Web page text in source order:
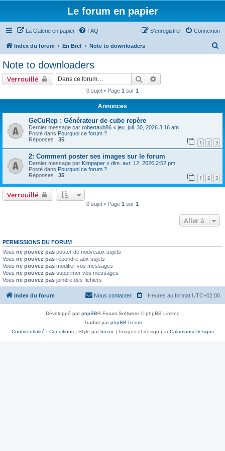
Le forum en papier
La Galerie en papier FAQ Connexion
S’enregistrer
Index du forum En Bref Note to downloaders
Note to downloaders
Verrouillé Rechercher
0 sujet • Page 1 sur 1
Annonces
GeCuRep : Générateur de cube repère
Dernier message par robertaub86 « jeu. juil. 30, 2026 3:16 am
Posté dans Pourquoi ce forum ?
Réponses : 35 1 2 3
2: Comment poster ses images sur le forum
Dernier message par Kimpaper « dim. avr. 12, 2026 2:52 pm
Posté dans Pourquoi ce forum ?
Réponses : 35 1 2 3
Verrouillé
0 sujet • Page 1 sur 1
Aller à
PERMISSIONS DU FORUM
Vous ne pouvez pas poster de nouveaux sujets
Vous ne pouvez pas répondre aux sujets
Vous ne pouvez pas modifier vos messages
Vous ne pouvez pas supprimer vos messages
Vous ne pouvez pas joindre des fichiers
Index du forum Heures au format UTC+02:00
Nous contacter
Développé parphpBB® Forum Software © phpBB Limited
Traduit parphpBB-fr.com
Confidentialité | Conditions| Style parbuzuc| Images et design parCalamansi Designs